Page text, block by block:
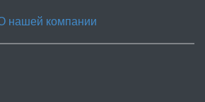
нашей компании